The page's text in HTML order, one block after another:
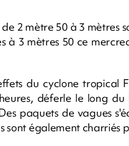
2 mètre 50 à 3 mètres
à 3 mètres 50 ce
du cyclone tropical
déferle le long
paquets de vagues
sont également charriés